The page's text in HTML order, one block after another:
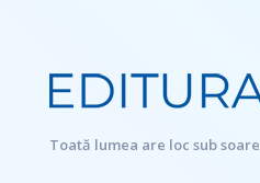
Toată lumea are loc sub soare